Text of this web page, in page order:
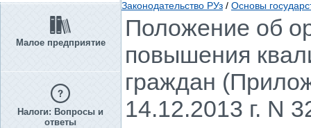
Малое предприятие
Налоги: Вопросы и
ответы
Законодательство РУз / Основы
Положение об
повышения
граждан
14.12.2013 г. N